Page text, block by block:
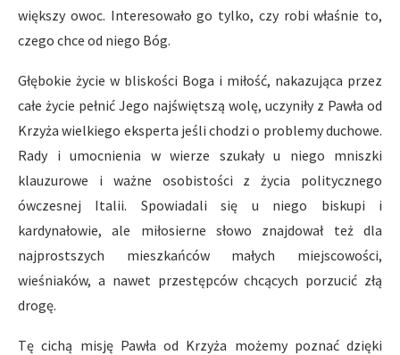
większy owoc. Interesowało go tylko, czy robi właśnie to,
czego chce od niego Bóg.
Głębokie życie w bliskości Boga i miłość, nakazująca przez
całe życie pełnić Jego najświętszą wolę, uczyniły z Pawła od
Krzyża wielkiego eksperta jeśli chodzi o problemy duchowe.
Rady i umocnienia w wierze szukały u niego mniszki
klauzurowe i ważne osobistości z życia politycznego
ówczesnej Italii. Spowiadali się u niego biskupi i
kardynałowie, ale miłosierne słowo znajdował też dla
najprostszych mieszkańców małych miejscowości,
wieśniaków, a nawet przestępców chcących porzucić złą
drogę.
Tę cichą misję Pawła od Krzyża możemy poznać dzięki